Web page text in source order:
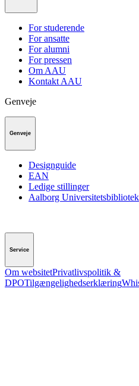
For studerende
For ansatte
For alumni
For pressen
Om AAU
Kontakt AAU
Genveje
Genveje
Designguide
EAN
Ledige stillinger
Aalborg Universitetsbibliotek
Service
Om websitetPrivatlivspolitik &
DPOTilgængelighedserklæring